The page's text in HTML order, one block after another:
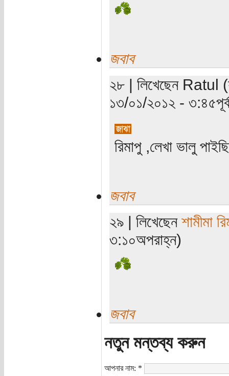
জবাব
২৮ | লিখেছেন Ratul
১৩/০১/২০১২ -
রিমাপু ,লেখা ভালু
জবাব
২৯ | লিখেছেন শামীমা
৩:১০অপরাহ্ন)
জবাব
নতুন মন্তব্য করুন
আপনার নাম: *